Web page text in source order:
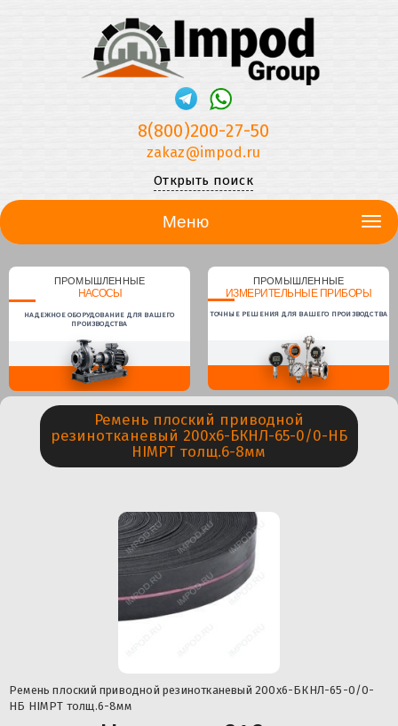
8(800)200-27-50
zakaz@impod.ru
Открыть поиск
Меню
ПРОМЫШЛЕННЫЕ
НАСОСЫ
НАДЕЖНОЕ ОБОРУДОВАНИЕ ДЛЯ ВАШЕГО
ПРОИЗВОДСТВА
ПРОМЫШЛЕННЫЕ
ИЗМЕРИТЕЛЬНЫЕ ПРИБОРЫ
ТОЧНЫЕ РЕШЕНИЯ ДЛЯ ВАШЕГО ПРОИЗВОДСТВА
Ремень плоский приводной
резинотканевый 200х6-БКНЛ-65-0/0-НБ
HIMPT толщ.6-8мм
Ремень плоский приводной резинотканевый 200х6-БКНЛ-65-0/0-
НБ HIMPT толщ.6-8мм